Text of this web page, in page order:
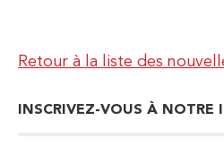
Retour à la liste des
INSCRIVEZ-VOUS À NOTRE